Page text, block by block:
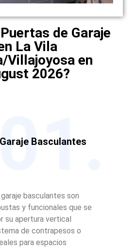
de Garaje
La Vila
Villajoyosa en
2026?
Basculantes
01.
basculantes son
y funcionales que se
su apertura vertical
de contrapesos o
para espacios